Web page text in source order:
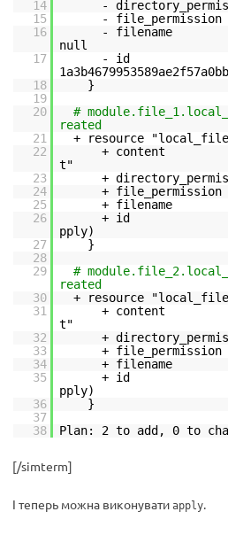
14
-
15
-
16
- filename
null
17
- id =
18
}
19
20
#
reated
21
+ resource
22
+ content
t"
23
+
24
+
25
+ filename
26
+ id =
pply)
27
}
28
29
#
reated
30
+ resource
31
+ content
t"
32
+
33
+
34
+ filename
35
+ id =
pply)
36
}
37
38
Plan: 2 to add, 0 to
[/simterm]
І теперь можна виконувати apply.